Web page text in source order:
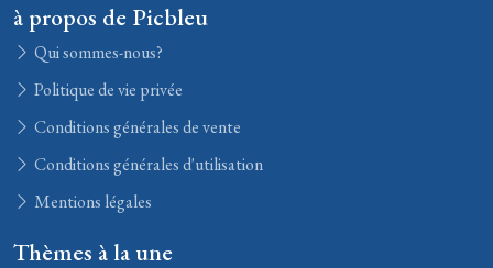
à propos de Picbleu
Qui sommes-nous?
Politique de vie privée
Conditions générales de vente
Conditions générales d'utilisation
Mentions légales
Thèmes à la une